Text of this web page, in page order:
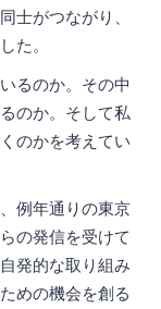
士がつながり、
た。
るのか。その中
のか。そして私
のかを考えてい
例年通りの東京
の発信を受けて
発的な取り組み
めの機会を創る